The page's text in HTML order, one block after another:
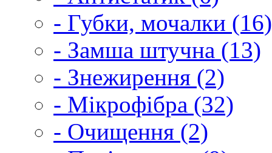
- Губки, мочалки (16)
- Замша штучна (13)
- Знежирення (2)
- Мікрофібра (32)
- Очищення (2)